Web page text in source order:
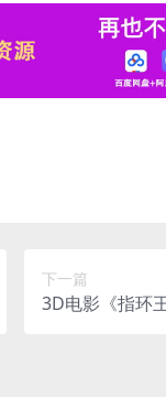
下一篇
3D电影《指环